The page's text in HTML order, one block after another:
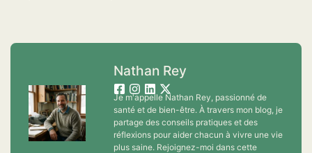
Nathan Rey
Je m'appelle Nathan Rey, passionné de
santé et de bien-être. À travers mon blog, je
partage des conseils pratiques et des
réflexions pour aider chacun à vivre une vie
plus saine. Rejoignez-moi dans cette